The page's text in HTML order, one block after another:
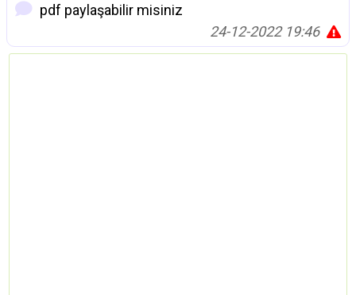
pdf paylaşabilir misiniz
24-12-2022 19:46